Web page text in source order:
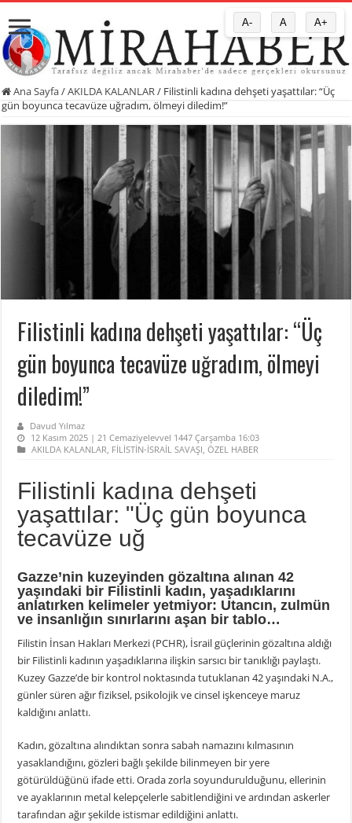
Ana Sayfa/AKILDA KALANLAR / Filistinli kadına dehşeti yaşattılar: “Üç
gün boyunca tecavüze uğradım, ölmeyi diledim!”
Filistinli kadına dehşeti yaşattılar: “Üç
gün boyunca tecavüze uğradım, ölmeyi
diledim!”
Davud Yılmaz
12 Kasım 2025 | 21 Cemaziyelevvel 1447 Çarşamba 16:03
AKILDA KALANLAR, FİLİSTİN-İSRAİL SAVAŞI,ÖZEL HABER
Filistinli kadına dehşeti
yaşattılar: "Üç gün boyunca
tecavüze uğ
Gazze’nin kuzeyinden gözaltına alınan 42
yaşındaki bir Filistinli kadın, yaşadıklarını
anlatırken kelimeler yetmiyor: Utancın, zulmün
ve insanlığın sınırlarını aşan bir tablo…
Filistin İnsan Hakları Merkezi (PCHR), İsrail güçlerinin gözaltına aldığı
bir Filistinli kadının yaşadıklarına ilişkin sarsıcı bir tanıklığı paylaştı.
Kuzey Gazze’de bir kontrol noktasında tutuklanan 42 yaşındaki N.A.,
günler süren ağır fiziksel, psikolojik ve cinsel işkenceye maruz
kaldığını anlattı.
Kadın, gözaltına alındıktan sonra sabah namazını kılmasının
yasaklandığını, gözleri bağlı şekilde bilinmeyen bir yere
götürüldüğünü ifade etti. Orada zorla soyundurulduğunu, ellerinin
ve ayaklarının metal kelepçelerle sabitlendiğini ve ardından askerler
tarafından ağır şekilde istismar edildiğini anlattı.
A- A A+